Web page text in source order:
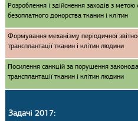
Розроблення і здійснення заходів з
безоплатного донорства тканин і клітин
Формування механізму періодичної
трансплантації тканин і клітин людини
Посилення санкцій за порушення
трансплантації тканин і клітин людини
Задачі 2017: